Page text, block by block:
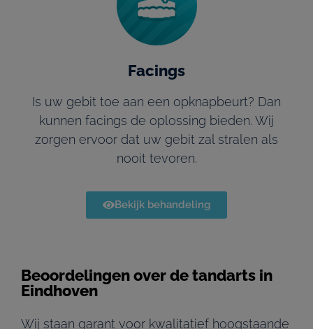
Facings
Is uw gebit toe aan een opknapbeurt? Dan
kunnen facings de oplossing bieden. Wij
zorgen ervoor dat uw gebit zal stralen als
nooit tevoren.
Bekijk behandeling
Beoordelingen over de tandarts in
Eindhoven
Wij staan garant voor kwalitatief hoogstaande